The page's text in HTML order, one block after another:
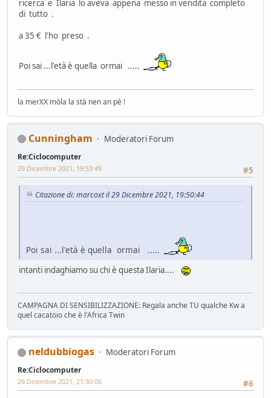
ricerca e Ilaria lo aveva appena messo in vendita completo
di tutto .
a 35 € l'ho preso .
Poi sai ...l'età è quella ormai .....
la merXX mòla la stà nen an pé !
Cunningham Moderatori Forum
Re:Ciclocomputer
#5
29 Dicembre 2021, 19:53:49
Citazione di: marcoxt il 29 Dicembre 2021, 19:50:44
Poi sai ...l'età è quella ormai .....
intanti indaghiamo su chi è questa Ilaria....
CAMPAGNA DI SENSIBILIZZAZIONE: Regala anche TU qualche Kw a
quel cacatoio che è l'Africa Twin
neldubbiogas Moderatori Forum
Re:Ciclocomputer
#6
29 Dicembre 2021, 21:30:06